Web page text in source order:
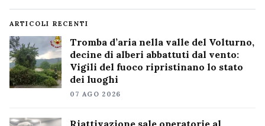
ARTICOLI RECENTI
Tromba d’aria nella valle del Volturno,
decine di alberi abbattuti dal vento:
Vigili del fuoco ripristinano lo stato
dei luoghi
07 AGO 2026